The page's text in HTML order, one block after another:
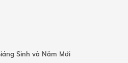
Sinh và Năm Mới